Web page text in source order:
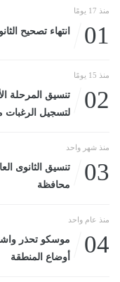
منذ 17 يومًا
01 انتهاء تصحيح
منذ 15 يومًا
02
لتسجيل الرغبات
منذ شهر واحد
03
محافظة
منذ عام واحد
04
موسكو تحذر
أوضاع المنطقة